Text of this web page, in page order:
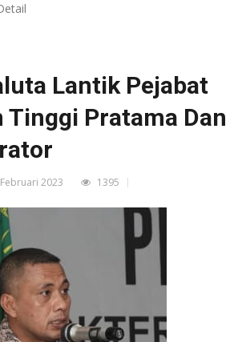
Lantik Pejabat
Tinggi Pratama Dan
2023 1395